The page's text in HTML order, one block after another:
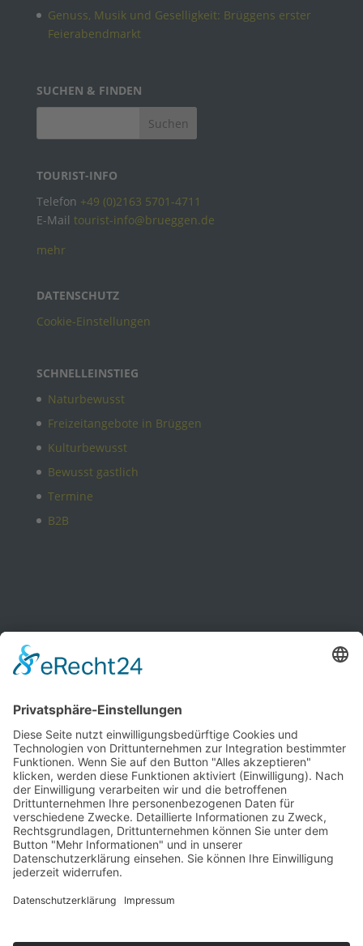
Genuss, Musik und Geselligkeit: Brüggens erster
Feierabendmarkt
SUCHEN & FINDEN
TOURIST-INFO
Telefon +49 (0)2163 5701-4711
E-Mail tourist-info@brueggen.de
mehr
DATENSCHUTZ
Cookie-Einstellungen
SCHNELLEINSTIEG
Naturbewusst
Freizeitangebote in Brüggen
Kulturbewusst
Bewusst gastlich
Termine
B2B
Kontakt Newsletter